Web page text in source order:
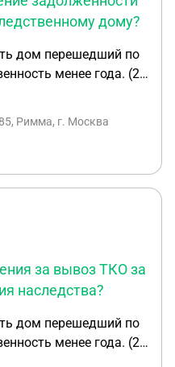
дому?
года. (2
3 года?
Римма, г. Москва
за вывоз ТКО за
наследства?
года. (2